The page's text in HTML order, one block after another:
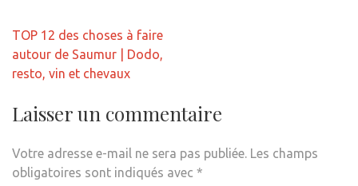
Navigation
de
l’article
TOP 12 des choses à faire
autour de Saumur | Dodo,
resto, vin et chevaux
Laisser un commentaire
Votre adresse e-mail ne sera pas publiée. Les champs
obligatoires sont indiqués avec *